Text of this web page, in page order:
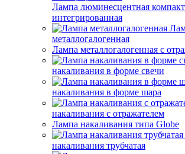
Лампа люминесцентная
интегрированная
металлогалогенная
Лампа металлогалогенная с
накаливания в форме свечи
накаливания в форме шара
накаливания с отражателем
Лампа накаливания типа Globe
накаливания трубчатая